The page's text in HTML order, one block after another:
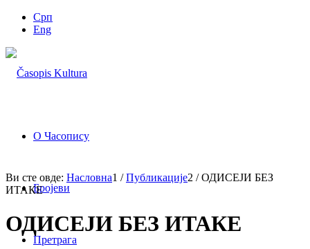
Срп
Eng
О Часопису
Бројеви
Претрага
Ви сте овде: Насловна1 / Публикације2 / ОДИСЕЈИ БЕЗ
ИТАКЕ
ОДИСЕЈИ БЕЗ ИТАКЕ